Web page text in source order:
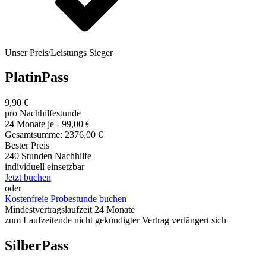
Unser Preis/Leistungs Sieger
PlatinPass
9,90 €
pro Nachhilfestunde
24 Monate je - 99,00 €
Gesamtsumme: 2376,00 €
Bester Preis
240 Stunden Nachhilfe
individuell einsetzbar
Jetzt buchen
oder
Kostenfreie Probestunde buchen
Mindestvertragslaufzeit 24 Monate
zum Laufzeitende nicht gekündigter Vertrag verlängert sich
SilberPass